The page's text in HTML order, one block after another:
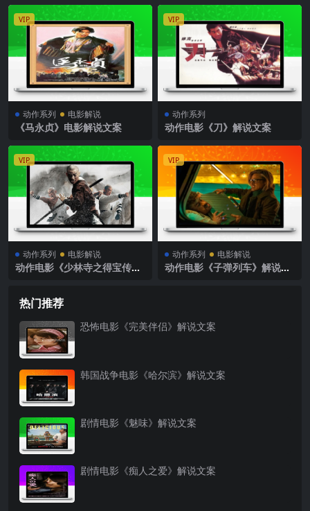
VIP
动作系列 电影解说
《马永贞》电影解说文案
VIP
动作系列
动作电影《刀》解说文案
VIP
动作系列 电影解说
动作电影《少林寺之得宝传
VIP
动作系列 电影解说
动作电影《子弹列车》解说文
热门推荐
恐怖电影《完美伴侣》解说文案
韩国战争电影《哈尔滨》解说文案
剧情电影《魅味》解说文案
剧情电影《痴人之爱》解说文案